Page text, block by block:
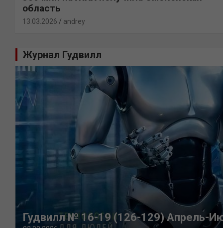
область
13.03.2026 andrey
Журнал Гудвилл
Гудвилл № 16-19 (126-129) Апрель-